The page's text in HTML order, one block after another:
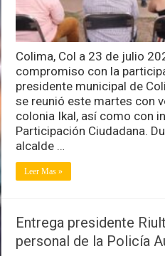
Colima, Col a 23 de julio
compromiso con la
presidente municipal de
se reunió este martes con
colonia Ikal, así como con
Participación Ciudadana.
alcalde …
Leer Mas »
Entrega presidente
personal de la Policía